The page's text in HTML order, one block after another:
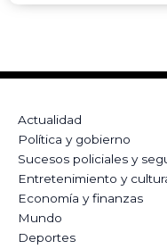
Actualidad
Política y gobierno
Sucesos policiales y
Entretenimiento y
Economía y finanzas
Mundo
Deportes